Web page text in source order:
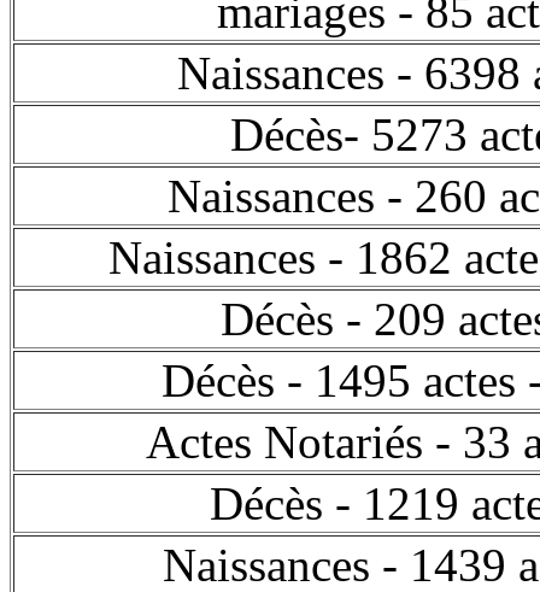
mariages - 85
Naissances -
Décès- 5273
Naissances - 260
Naissances - 1862
Décès - 209
Décès - 1495
Actes Notariés - 33
Décès - 1219
Naissances - 1439